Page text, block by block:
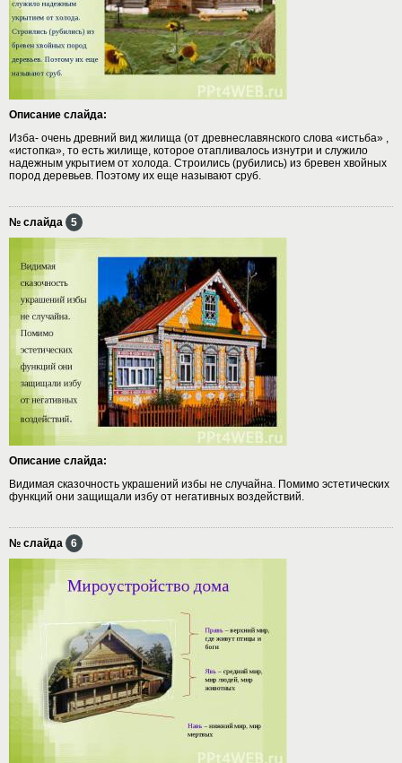
Описание слайда:
Изба- очень древний вид жилища (от древнеславянского слова «истьба» ,
«истопка», то есть жилище, которое отапливалось изнутри и служило
надежным укрытием от холода. Строились (рубились) из бревен хвойных
пород деревьев. Поэтому их еще называют сруб.
№ слайда 5
Описание слайда:
Видимая сказочность украшений избы не случайна. Помимо эстетических
функций они защищали избу от негативных воздействий.
№ слайда 6